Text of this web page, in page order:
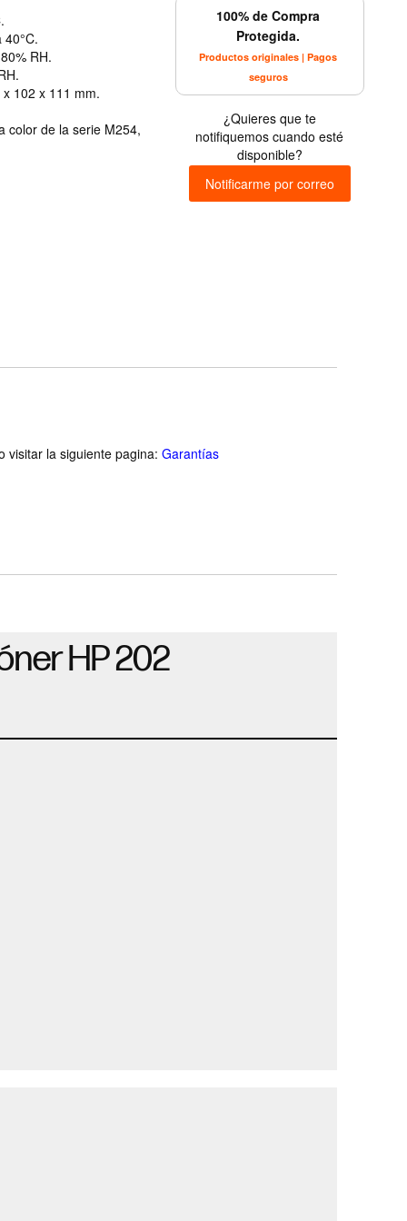
RH.
102 x 111 mm.
color de la serie M254,
100% de Compra
Protegida.
Productos originales | Pagos
seguros
¿Quieres que te
notifiquemos cuando esté
disponible?
Notificarme por correo
visitar la siguiente pagina: Garantías
HP 202